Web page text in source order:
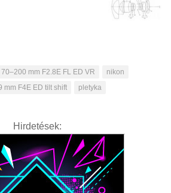
mm F2.8E FL ED VR
nikon
mm F4E ED tilt shift pletyka
Hirdetések: